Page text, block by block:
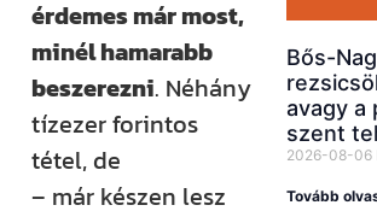
érdemes már most,
minél hamarabb
beszerezni. Néhány
tízezer forintos
tétel, de
– már készen lesz
Bős-
avagy a
szent
2026-08-06
Tovább